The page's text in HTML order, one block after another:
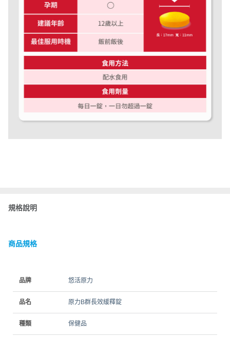
規格說明
商品規格
品牌 悠活原力
品名 原力B群長效緩釋錠
種類 保健品